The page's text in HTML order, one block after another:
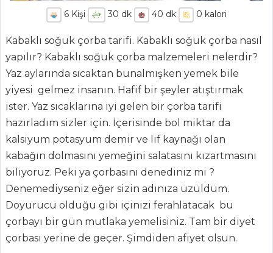
ANASAYFA
BLOG
Medya
Aktüel
Chefs
Haber
6Kişi 30 dk 40 dk 0 kalori
Kabaklı soğuk çorba tarifi. Kabaklı soğuk çorba nasıl
yapılır? Kabaklı soğuk çorba malzemeleri nelerdir?
Yaz aylarında sıcaktan bunalmışken yemek bile
yiyesi gelmez insanın. Hafif bir şeyler atıştırmak
ister. Yaz sıcaklarına iyi gelen bir çorba tarifi
hazırladım sizler için. İçerisinde bol miktar da
kalsiyum potasyum demir ve lif kaynağı olan
kabağın dolmasını yemeğini salatasını kızartmasını
biliyoruz. Peki ya çorbasını denediniz mi ?
Denemediyseniz eğer sizin adınıza üzüldüm.
Doyurucu olduğu gibi içinizi ferahlatacak bu
çorbayı bir gün mutlaka yemelisiniz. Tam bir diyet
çorbası yerine de geçer. Şimdiden afiyet olsun.